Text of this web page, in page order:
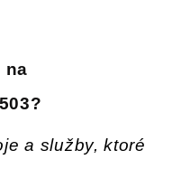
na
?
a služby, ktoré